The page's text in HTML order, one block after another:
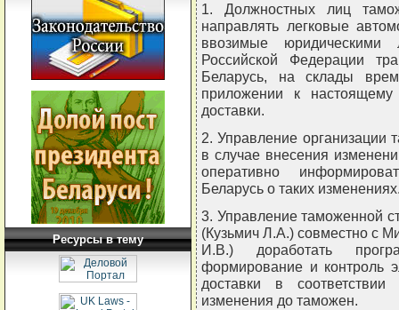
Ресурсы в тему
1. Должностных лиц
направлять легковые
ввозимые
Российской Федерации
Беларусь, на склады
приложении к
доставки.
2. Управление организации
в случае внесения
оперативно
Беларусь о таких
3. Управление таможенной
(Кузьмич Л.А.) совместно с
И.В.) доработать
формирование и контроль
доставки в
изменения до таможен.